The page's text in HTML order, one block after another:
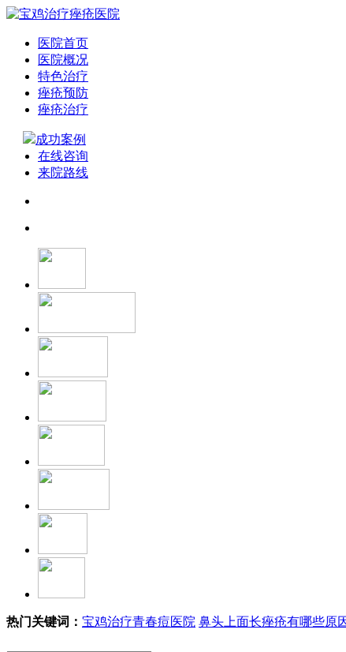
医院首页
医院概况
特色治疗
痤疮预防
痤疮治疗
成功案例
在线咨询
来院路线
热门关键词： 宝鸡治疗青春痘医院 鼻头上面长痤疮有哪些原